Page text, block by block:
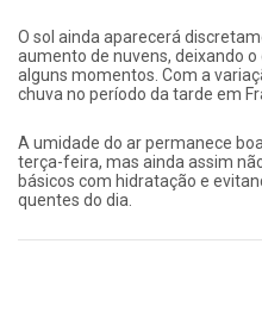
O sol ainda aparecerá
aumento de nuvens, deixando
alguns momentos. Com a
chuva no período da tarde em
A umidade do ar permanece
terça-feira, mas ainda assim
básicos com hidratação e
quentes do dia.